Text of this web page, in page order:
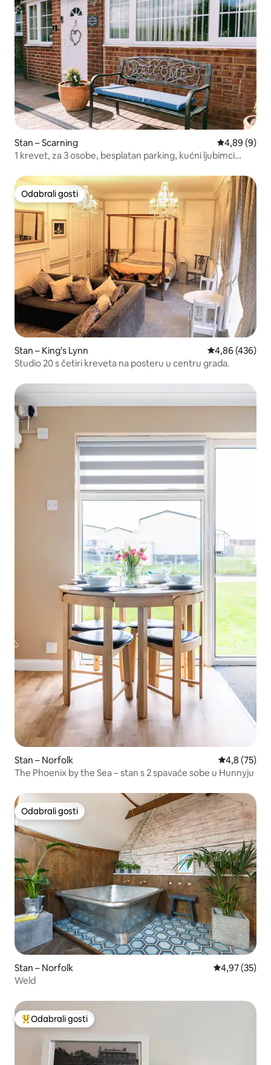
Stan – Scarning Prosječna
4,89 (9)
1 krevet, za 3 osobe, besplatan parking, kućni ljubimci
Odabrali gosti
Odabrali gosti
Stan – King's Lynn Prosječna
4,86 (436)
Studio 20 s četiri kreveta na posteru u centru grada.
Stan – Norfolk Prosječna
4,8 (75)
The Phoenix by the Sea – stan s 2 spavaće sobe u Hunnyju
Odabrali gosti
Odabrali gosti
Stan – Norfolk Prosječna
4,97 (35)
Weld
Među najviše rangiranima s oznakom „Odabrali gosti”
Odabrali gosti